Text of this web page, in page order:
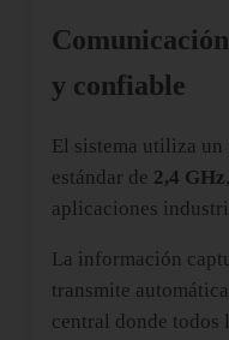
y confiable
El sistema utiliza
estándar de 2,4 GHz
aplicaciones
La información
transmite
central donde todos